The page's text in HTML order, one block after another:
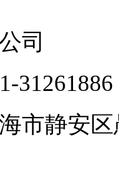
司
31261886
海市静安区